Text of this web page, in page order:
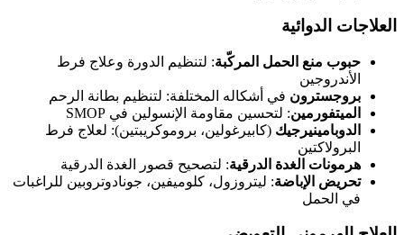
العلاجات الدوائية
حبوب منع الحمل المركّبة: لتنظيم الدورة وعلاج فرط
الأندروجين
بروجسترون في أشكاله المختلفة: لتنظيم بطانة الرحم
الميتفورمين: لتحسين مقاومة الإنسولين في SMOP
الدوبامينيرجيك (كابيرغولين، بروموكريبتين): لعلاج فرط
البرولاكتين
هرمونات الغدة الدرقية: لتصحيح قصور الغدة الدرقية
تحريض الإباضة: ليتروزول، كلوميفين، جونادوتروبين للراغبات
في الحمل